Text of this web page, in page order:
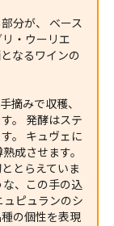
分が、 ベース
・ウーリエ
なるワインの
摘みで収穫、
。 発酵はステ
。 キュヴェに
成させます。
とらえていま
、この手の込
ピュランのシ
の個性を表現